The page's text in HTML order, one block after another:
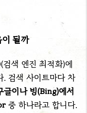
될까
검색 엔진 최적화)에
. 검색 사이트마다 차
글이나 빙(Bing)에서
중 하나라고 합니다.